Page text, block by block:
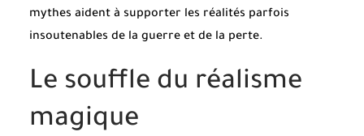
mythes aident à supporter les réalités parfois
insoutenables de la guerre et de la perte.
Le souffle du réalisme
magique